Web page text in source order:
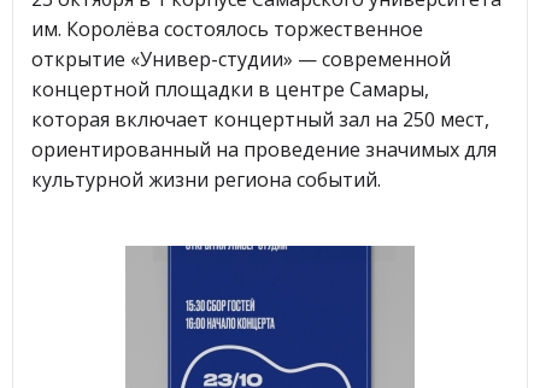
им. Королёва состоялось торжественное
открытие «Универ-студии» — современной
концертной площадки в центре Самары,
которая включает концертный зал на 250 мест,
ориентированный на проведение значимых для
культурной жизни региона событий.